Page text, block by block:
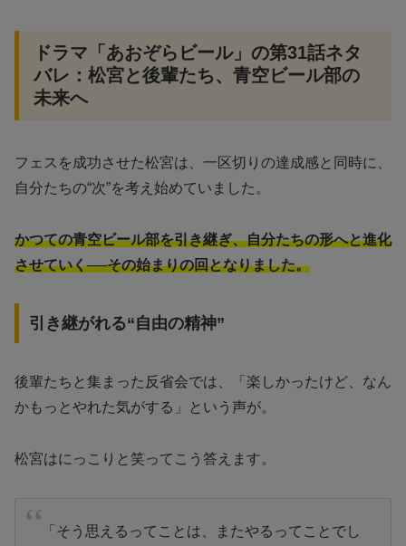
ドラマ「あおぞらビール」の第31話ネタ
バレ：松宮と後輩たち、青空ビール部の
未来へ
フェスを成功させた松宮は、一区切りの達成感と同時に、
自分たちの“次”を考え始めていました。
かつての青空ビール部を引き継ぎ、自分たちの形へと進化
させていく──その始まりの回となりました。
引き継がれる“自由の精神”
後輩たちと集まった反省会では、「楽しかったけど、なん
かもっとやれた気がする」という声が。
松宮はにっこりと笑ってこう答えます。
「そう思えるってことは、またやるってことでし